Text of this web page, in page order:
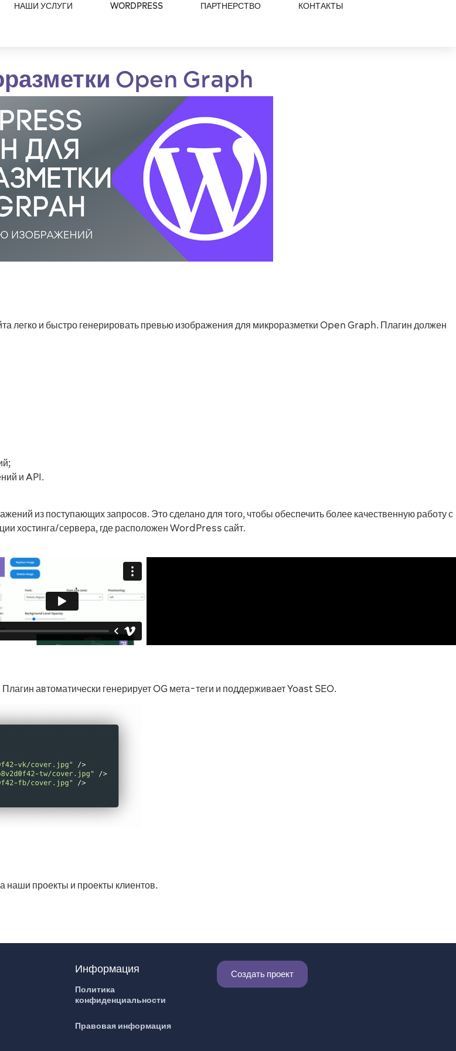
НАШИ УСЛУГИ WORDPRESS ПАРТНЕРСТВО КОНТАКТЫ
Open Graph
легко и быстро генерировать превью изображения для микроразметки Open Graph. Плагин должен
и API.
из поступающих запросов. Это сделано для того, чтобы обеспечить более качественную работу с
хостинга/сервера, где расположен WordPress сайт.
автоматически генерирует OG мета-теги и поддерживает Yoast SEO.
проекты и проекты клиентов.
Информация
Политика
конфиденциальности
Правовая информация
Создать проект